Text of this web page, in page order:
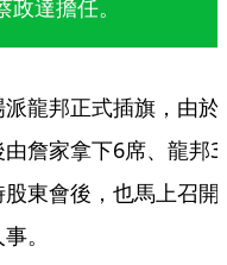
達擔任。
龍邦正式插旗，由於
詹家拿下6席、龍邦3
東會後，也馬上召開
。